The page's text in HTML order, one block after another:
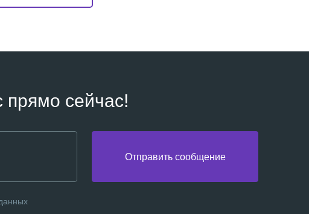
прямо сейчас!
Отправить сообщение